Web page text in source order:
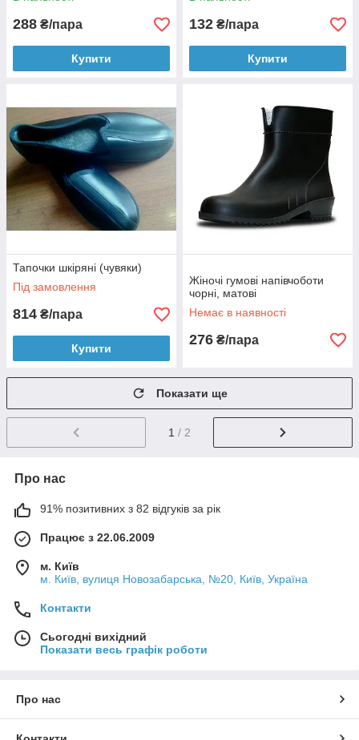
288 ₴/пара
Купити
132 ₴/пара
Купити
Тапочки шкіряні (чувяки)
Під замовлення
814 ₴/пара
Купити
Жіночі гумові напівчоботи
чорні, матові
Немає в наявності
276 ₴/пара
Показати ще
1 / 2
Про нас
91% позитивних з 82 відгуків за рік
Працює з 22.06.2009
м. Київ
м. Київ, вулиця Новозабарська, №20, Київ, Україна
Контакти
Сьогодні вихідний
Показати весь графік роботи
Про нас